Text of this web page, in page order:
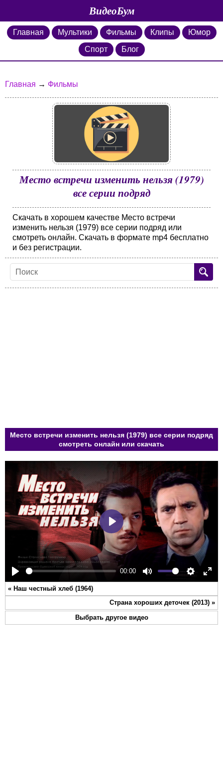
ВидеоБум
Главная Мультики Фильмы Клипы
Юмор
Спорт
Блог
Главная → Фильмы
Место встречи изменить нельзя (1979)
все серии подряд
Скачать в хорошем качестве Место встречи
изменить нельзя (1979) все серии подряд или
смотреть онлайн. Скачать в формате mp4 бесплатно
и без регистрации.
Место встречи изменить нельзя (1979) все серии подряд
смотреть онлайн или скачать
Play
00:00
Mute Settings
Play
« Наш честный хлеб (1964)
Страна хороших деточек (2013) »
Выбрать другое видео